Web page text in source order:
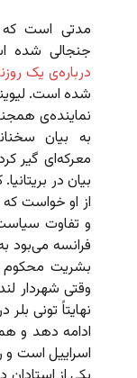
مدتی است که
جنجالی شده
درباره‌ی یک
شده است.
نماینده‌ی
به بیان
معرکه‌ای گیر
بیان در
از او خواست
و تفاوت
فرانسه می‌بود
بشریت
وقتی شهردار
نهایتاً تونی
ادامه دهد و
اسراییل است و